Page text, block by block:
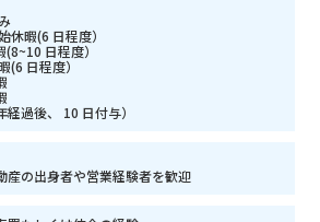
休暇(6 日程度）
日程度）
(6 日程度）
経過後、 10 日付与）
産の出身者や営業経験者を歓迎